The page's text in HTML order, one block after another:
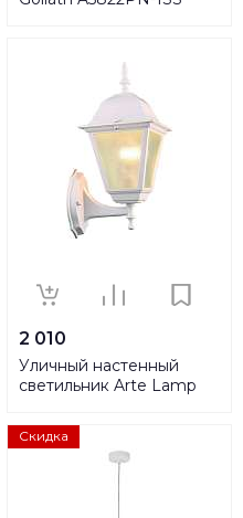
2 010
Уличный настенный
светильник Arte Lamp
Скидка